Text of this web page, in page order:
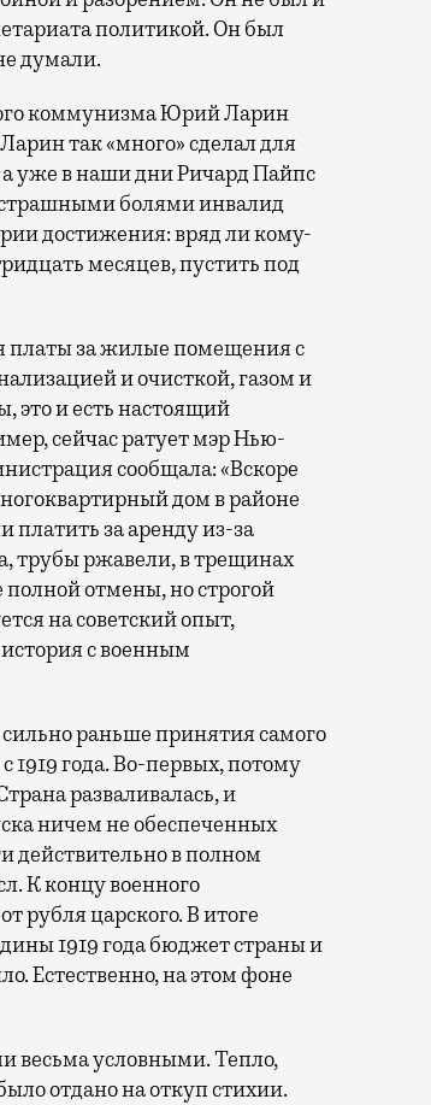
политикой. Он был
думали.
коммунизма Юрий Ларин
так «много» сделал для
а уже в наши дни Ричард Пайпс
болями инвалид
достижения: вряд ли кому-
месяцев, пустить под
платы за жилые помещения с
и очисткой, газом и
это и есть настоящий
сейчас ратует мэр Нью-
сообщала: «Вскоре
дом в районе
за аренду из-за
трубы ржавели, в трещинах
отмены, но строгой
на советский опыт,
с военным
раньше принятия самого
1919 года. Во-первых, потому
разваливалась, и
ничем не обеспеченных
действительно в полном
К концу военного
рубля царского. В итоге
1919 года бюджет страны и
Естественно, на этом фоне
весьма условными. Тепло,
отдано на откуп стихии.